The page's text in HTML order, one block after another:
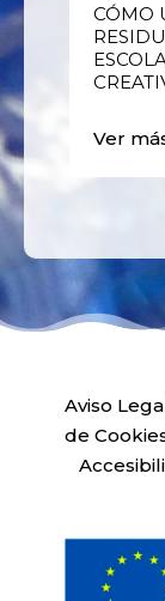
CÓMO
Ver
Aviso
de